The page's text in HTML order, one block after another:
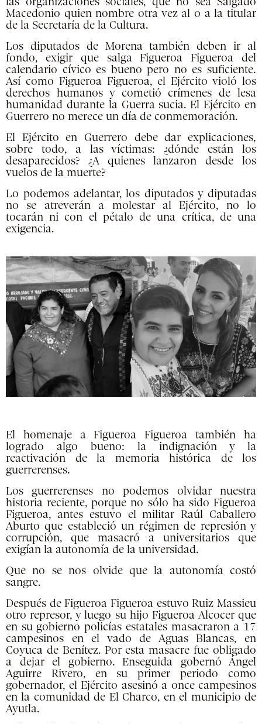
Macedonio quien nombre otra vez al o a la titular
de la Secretaría de la Cultura.
Los diputados de Morena también deben ir al
fondo, exigir que salga Figueroa Figueroa del
calendario cívico es bueno pero no es suficiente.
Así como Figueroa Figueroa, el Ejército violó los
derechos humanos y cometió crímenes de lesa
humanidad durante la Guerra sucia. El Ejército en
Guerrero no merece un día de conmemoración.
El Ejército en Guerrero debe dar explicaciones,
sobre todo, a las víctimas: ¿dónde están los
desaparecidos? ¿A quienes lanzaron desde los
vuelos de la muerte?
Lo podemos adelantar, los diputados y diputadas
no se atreverán a molestar al Ejército, no lo
tocarán ni con el pétalo de una crítica, de una
exigencia.
El homenaje a Figueroa Figueroa también ha
logrado algo bueno: la indignación y la
reactivación de la memoria histórica de los
guerrerenses.
Los guerrerenses no podemos olvidar nuestra
historia reciente, porque no sólo ha sido Figueroa
Figueroa, antes estuvo el militar Raúl Caballero
Aburto que estableció un régimen de represión y
corrupción, que masacró a universitarios que
exigían la autonomía de la universidad.
Que no se nos olvide que la autonomía costó
sangre.
Después de Figueroa Figueroa estuvo Ruiz Massieu
otro represor, y luego su hijo Figueroa Alcocer que
en su gobierno policías estatales masacraron a 17
campesinos en el vado de Aguas Blancas, en
Coyuca de Benítez. Por esta masacre fue obligado
a dejar el gobierno. Enseguida gobernó Ángel
Aguirre Rivero, en su primer periodo como
gobernador, el Ejército asesinó a once campesinos
en la comunidad de El Charco, en el municipio de
Ayutla.